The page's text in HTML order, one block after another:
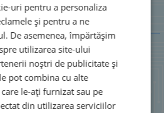
Descriere
uri pentru a personaliza
și pentru a ne
De asemenea, împărtășim
utilizarea site-ului
noștri de publicitate și
pot combina cu alte
le-ați furnizat sau pe
din utilizarea serviciilor